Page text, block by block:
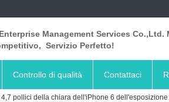
Management Services Co.,Ltd.
Servizio Perfetto!
Controllo di qualità Contattaci
pollici della chiara dell'iPhone 6